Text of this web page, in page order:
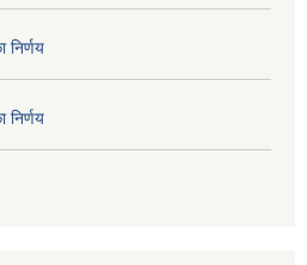
निर्णय
निर्णय